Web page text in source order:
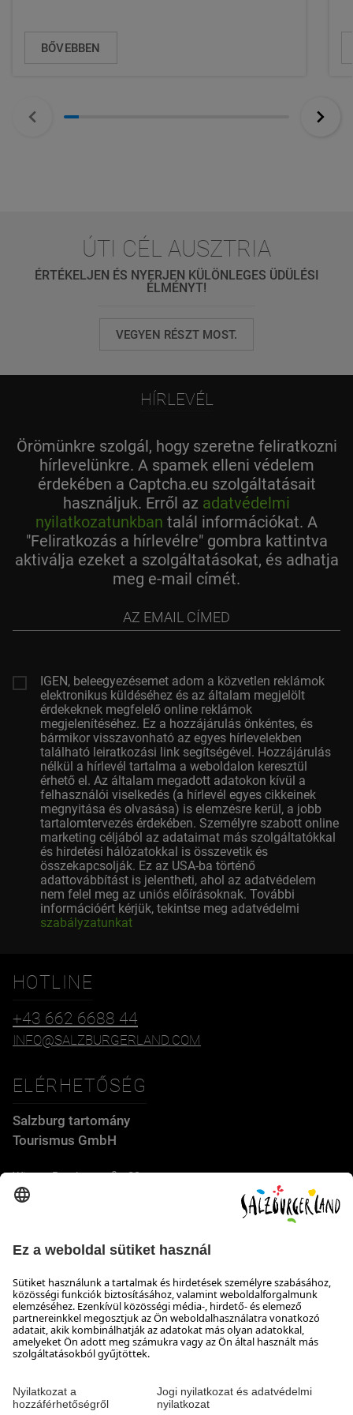
BŐVEBBEN
ÚTI CÉL AUSZTRIA
ÉRTÉKELJEN ÉS NYERJEN KÜLÖNLEGES ÜDÜLÉSI
ÉLMÉNYT!
VEGYEN RÉSZT MOST.
HÍRLEVÉL
Örömünkre szolgál, hogy szeretne feliratkozni
hírlevelünkre. A spamek elleni védelem
érdekében a Captcha.eu szolgáltatásait
használjuk. Erről az adatvédelmi
nyilatkozatunkban talál információkat. A
"Feliratkozás a hírlevélre" gombra kattintva
aktiválja ezeket a szolgáltatásokat, és adhatja
meg e-mail címét.
címed
IGEN, beleegyezésemet adom a közvetlen reklámok
elektronikus küldéséhez és az általam megjelölt
érdekeknek megfelelő online reklámok
megjelenítéséhez. Ez a hozzájárulás önkéntes, és
bármikor visszavonható az egyes hírlevelekben
található leiratkozási link segítségével. Hozzájárulás
nélkül a hírlevél tartalma a weboldalon keresztül
érhető el. Az általam megadott adatokon kívül a
felhasználói viselkedés (a hírlevél egyes cikkeinek
megnyitása és olvasása) is elemzésre kerül, a jobb
tartalomtervezés érdekében. Személyre szabott online
marketing céljából az adataimat más szolgáltatókkal
és hirdetési hálózatokkal is összevetik és
összekapcsolják. Ez az USA-ba történő
adattovábbítást is jelentheti, ahol az adatvédelem
nem felel meg az uniós előírásoknak. További
információért kérjük, tekintse meg adatvédelmi
szabályzatunkat
HOTLINE
+43 662 6688 44
INFO@SALZBURGERLAND.COM
ELÉRHETŐSÉG
Salzburg tartomány
Tourismus GmbH
Wiener Bundesstraße 23
5300 Hallwang
NYITVATARTÁS
Várjuk jelentkezését
Készséggel állunk rendelkezésére hétfőtől csütörtökig 8:00-
tól 17:30-ig, pénteken 8:00-tól 17:00-ig